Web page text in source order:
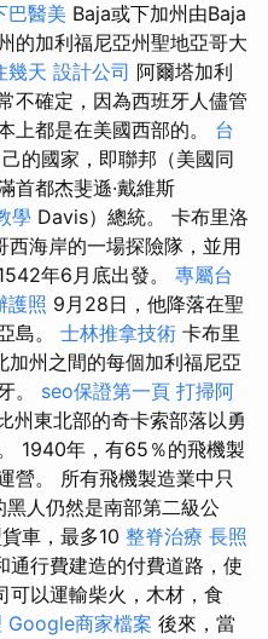
巴醫美 Baja或下加州由Baja
的加利福尼亞州聖地亞哥大
幾天 設計公司 阿爾塔加利
不確定，因為西班牙人儘管
上都是在美國西部的。 台
的國家，即聯邦（美國同
首都杰斐遜·戴維斯
學 Davis）總統。 卡布里洛
西海岸的一場探險隊，並用
年6月底出發。 專屬台
護照 9月28日，他降落在聖
島。 士林推拿技術 卡布里
州之間的每個加利福尼亞
。 seo保證第一頁 打掃阿
州東北部的奇卡索部落以勇
1940年，有65％的飛機製
營。 所有飛機製造業中只
人仍然是南部第二級公
車，最多10 整脊治療 長照
通行費建造的付費道路，使
可以運輸柴火，木材，食
Google商家檔案 後來，當